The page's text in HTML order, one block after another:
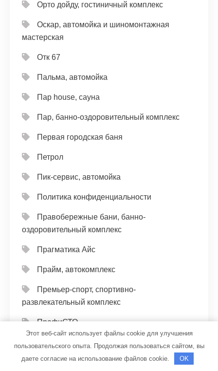
Орто дойду, гостиничный комплекс
Оскар, автомойка и шиномонтажная
мастерская
Отк 67
Пальма, автомойка
Пар house, сауна
Пар, банно-оздоровительный комплекс
Первая городская баня
Петрол
Пик-сервис, автомойка
Политика конфиденциальности
Правобережные бани, банно-
оздоровительный комплекс
Прагматика Айс
Прайм, автокомплекс
Премьер-спорт, спортивно-
развлекательный комплекс
ПрофиСТО
Пять ключей, велнес-клуб
Радости мира
Этот веб-сайт использует файлы cookie для улучшения
пользовательского опыта. Продолжая пользоваться сайтом, вы
даете согласие на использование файлов cookie.
OK